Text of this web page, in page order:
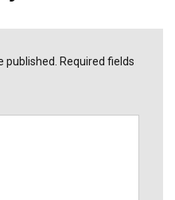
published. Required fields